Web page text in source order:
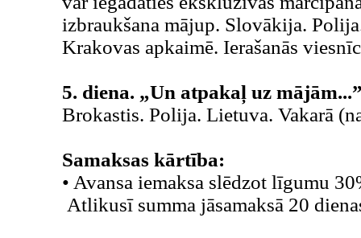
izbraukšana mājup. Slovākija.
Krakovas apkaimē. Ierašanās
5. diena. „Un atpakaļ uz
Brokastis. Polija. Lietuva. Vakarā
Samaksas kārtība:
• Avansa iemaksa slēdzot līgumu
Atlikusī summa jāsamaksā 20